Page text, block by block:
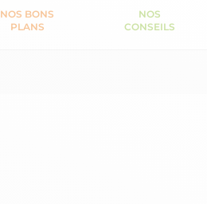
NOS BONS
PLANS
NOS
CONSEILS